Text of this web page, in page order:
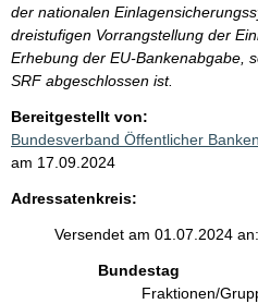
der nationalen
dreistufigen Vorrangstellung der
Erhebung der EU-Bankenabgabe,
SRF abgeschlossen ist.
Bereitgestellt von:
Bundesverband Öffentlicher
am 17.09.2024
Adressatenkreis:
Versendet am 01.07.2024 an:
Bundestag
Fraktionen/